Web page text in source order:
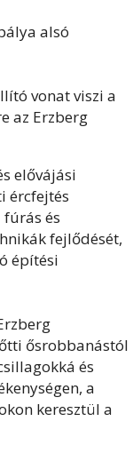
alsó
vonat viszi a
az Erzberg
elővájási
ércfejtés
és
fejlődését,
építési
ősrobbanástól
és
a
keresztül a